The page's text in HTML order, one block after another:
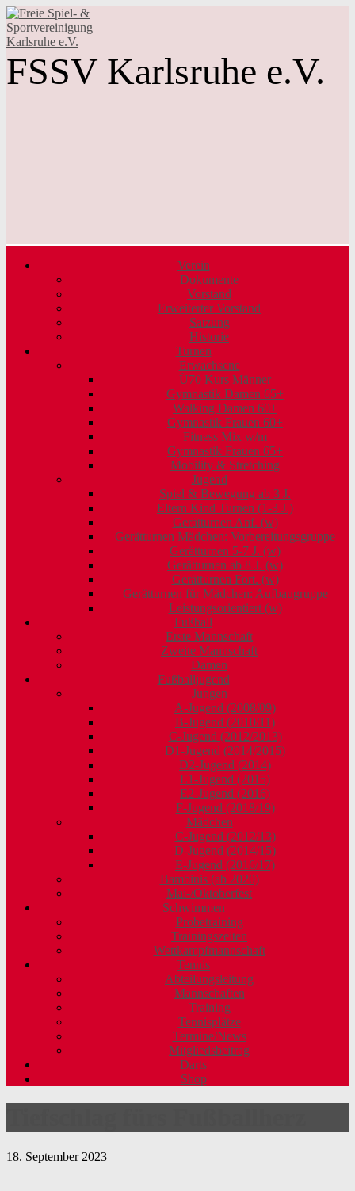
FSSV Karlsruhe e.V.
Verein
Dokumente
Vorstand
Erweiterter Vorstand
Satzung
Historie
Turnen
Erwachsene
Ü70 Kurs Männer
Gymnastik Damen 65+
Walking Damen 60+
Gymnastik Frauen 60+
Fitness Mix w/m
Gymnastik Frauen 65+
Mobility & Stretching
Jugend
Spiel & Bewegung ab 3 J.
Eltern Kind Turnen (1-3 J.)
Gerätturnen Anf. (w)
Gerätturnen Mädchen: Vorbereitungsgruppe
Gerätturnen 5-7 J. (w)
Gerätturnen ab 8 J. (w)
Gerätturnen Fort. (w)
Gerätturnen für Mädchen: Aufbaugruppe
Leistungsorientiert (w)
Fußball
Erste Mannschaft
Zweite Mannschaft
Damen
Fußballjugend
Jungen
A-Jugend (2008/09)
B-Jugend (2010/11)
C-Jugend (2012/2013)
D1-Jugend (2014/2015)
D2-Jugend (2014)
E1-Jugend (2015)
E2-Jugend (2016)
F-Jugend (2018/19)
Mädchen
C-Jugend (2012/13)
D-Jugend (2014/15)
E-Jugend (2016/17)
Bambinis (ab 2020)
Mai-/Oktoberfest
Schwimmen
Probetraining
Trainingszeiten
Wettkampfmannschaft
Tennis
Abteilungsleitung
Mannschaften
Training
Tennisplätze
Termine/News
Mitgliedsbeitrag
Darts
Shop
18. September 2023